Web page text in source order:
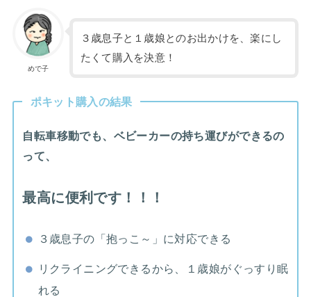
めで子
３歳息子と１歳娘とのお出かけを、楽にし
たくて購入を決意！
ポキット購入の結果
自転車移動でも、ベビーカーの持ち運びができるの
って、
最高に便利です！！！
３歳息子の「抱っこ～」に対応できる
リクライニングできるから、１歳娘がぐっすり眠
れる